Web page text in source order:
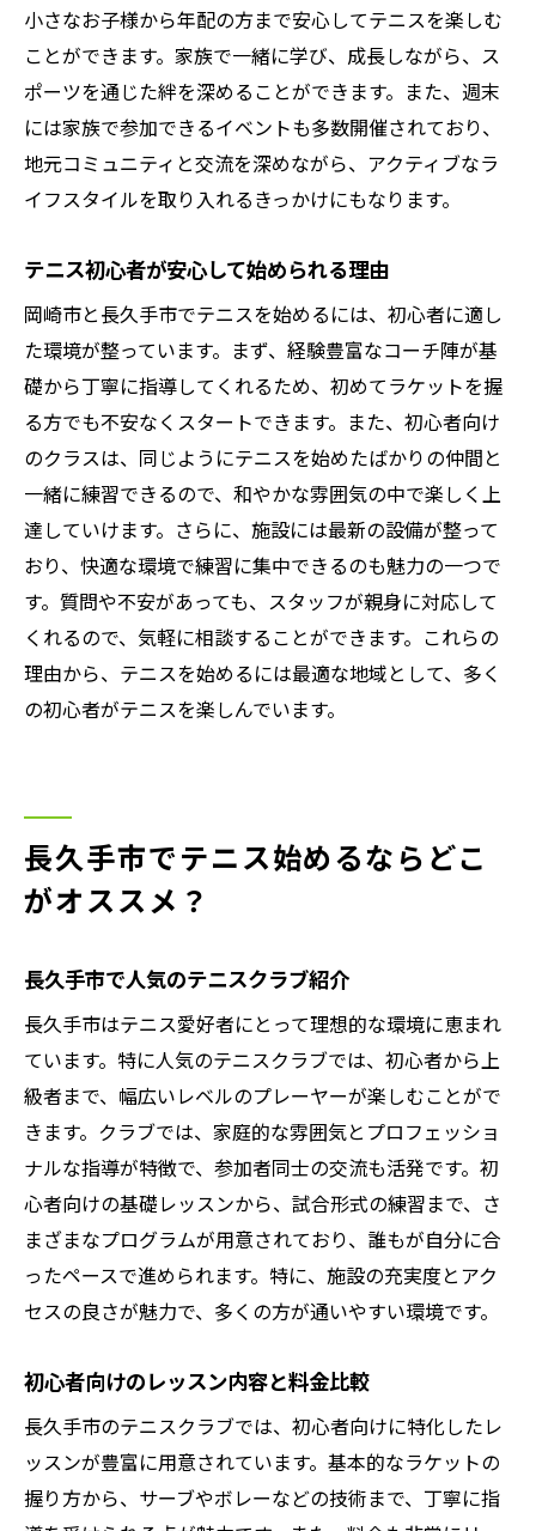
小さなお子様から年配の方まで安心してテニスを楽しむ
ことができます。家族で一緒に学び、成長しながら、ス
ポーツを通じた絆を深めることができます。また、週末
には家族で参加できるイベントも多数開催されており、
地元コミュニティと交流を深めながら、アクティブなラ
イフスタイルを取り入れるきっかけにもなります。
テニス初心者が安心して始められる理由
岡崎市と長久手市でテニスを始めるには、初心者に適し
た環境が整っています。まず、経験豊富なコーチ陣が基
礎から丁寧に指導してくれるため、初めてラケットを握
る方でも不安なくスタートできます。また、初心者向け
のクラスは、同じようにテニスを始めたばかりの仲間と
一緒に練習できるので、和やかな雰囲気の中で楽しく上
達していけます。さらに、施設には最新の設備が整って
おり、快適な環境で練習に集中できるのも魅力の一つで
す。質問や不安があっても、スタッフが親身に対応して
くれるので、気軽に相談することができます。これらの
理由から、テニスを始めるには最適な地域として、多く
の初心者がテニスを楽しんでいます。
長久手市でテニス始めるならどこ
がオススメ？
長久手市で人気のテニスクラブ紹介
長久手市はテニス愛好者にとって理想的な環境に恵まれ
ています。特に人気のテニスクラブでは、初心者から上
級者まで、幅広いレベルのプレーヤーが楽しむことがで
きます。クラブでは、家庭的な雰囲気とプロフェッショ
ナルな指導が特徴で、参加者同士の交流も活発です。初
心者向けの基礎レッスンから、試合形式の練習まで、さ
まざまなプログラムが用意されており、誰もが自分に合
ったペースで進められます。特に、施設の充実度とアク
セスの良さが魅力で、多くの方が通いやすい環境です。
初心者向けのレッスン内容と料金比較
長久手市のテニスクラブでは、初心者向けに特化したレ
ッスンが豊富に用意されています。基本的なラケットの
握り方から、サーブやボレーなどの技術まで、丁寧に指